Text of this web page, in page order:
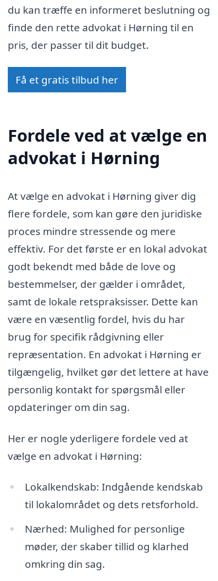
du kan træffe en informeret beslutning og
finde den rette advokat i Hørning til en
pris, der passer til dit budget.
Få et gratis tilbud her
Fordele ved at vælge en
advokat i Hørning
At vælge en advokat i Hørning giver dig
flere fordele, som kan gøre den juridiske
proces mindre stressende og mere
effektiv. For det første er en lokal advokat
godt bekendt med både de love og
bestemmelser, der gælder i området,
samt de lokale retspraksisser. Dette kan
være en væsentlig fordel, hvis du har
brug for specifik rådgivning eller
repræsentation. En advokat i Hørning er
tilgængelig, hvilket gør det lettere at have
personlig kontakt for spørgsmål eller
opdateringer om din sag.
Her er nogle yderligere fordele ved at
vælge en advokat i Hørning:
Lokalkendskab: Indgående kendskab
til lokalområdet og dets retsforhold.
Nærhed: Mulighed for personlige
møder, der skaber tillid og klarhed
omkring din sag.